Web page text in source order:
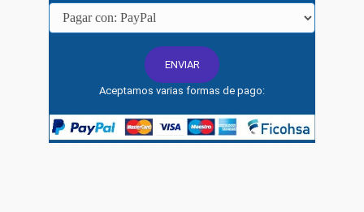
Aceptamos varias formas de pago: